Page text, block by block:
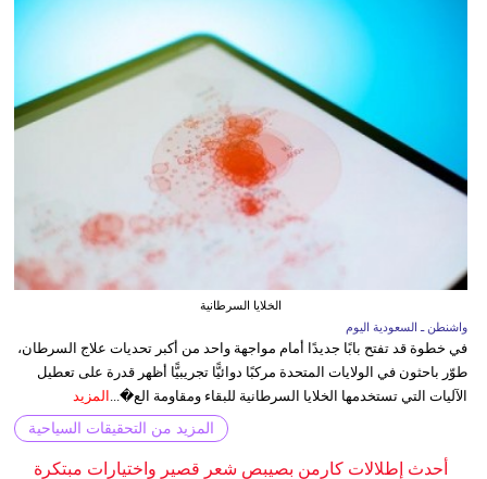
الخلايا السرطانية
واشنطن ـ السعودية اليوم
في خطوة قد تفتح بابًا جديدًا أمام مواجهة واحد من أكبر تحديات علاج السرطان،
طوّر باحثون في الولايات المتحدة مركبًا دوائيًّا تجريبيًّا أظهر قدرة على تعطيل
الآليات التي تستخدمها الخلايا السرطانية للبقاء ومقاومة الع�... المزيد
المزيد من التحقيقات السياحية
أحدث إطلالات كارمن بصيبص شعر قصير واختيارات مبتكرة